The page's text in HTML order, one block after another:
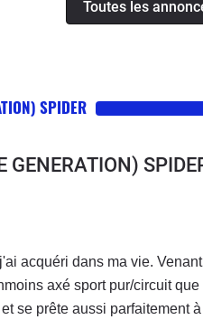
Toutes les
SPIDER
GENERATION)
acquéri dans ma vie.
axé sport pur/circuit
se prête aussi parfaitement